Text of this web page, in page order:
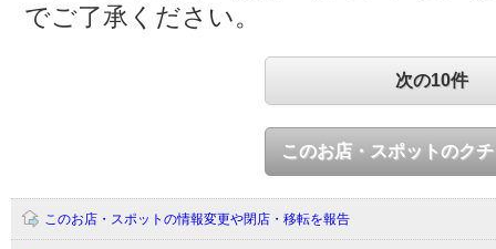
でご了承ください。
次の10件
このお店・スポットのク
このお店・スポットの情報変更や閉店・移転を報告